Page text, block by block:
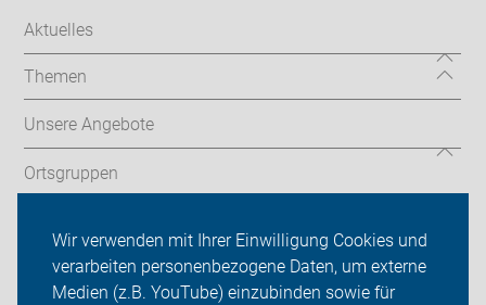
Wir verwenden mit Ihrer Einwilligung Cookies und
verarbeiten personenbezogene Daten, um externe
Medien (z.B. YouTube) einzubinden sowie für
Aktuelles
Themen
Unsere Angebote
Ortsgruppen
Willkommen - Neu bei uns?